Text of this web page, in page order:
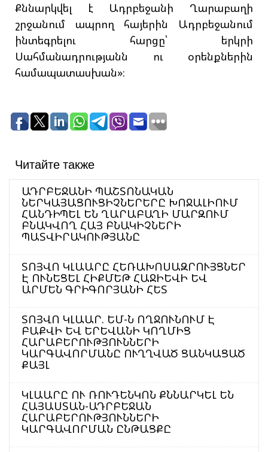
Քննարկվել է Ադրբեջանի Ղարաբաղի
շրջանում ապրող հայերին Ադրբեջանում
ինտեգրելու հարցը՝ երկրի
Սահմանադրությանն ու օրենքներին
համապատասխան»։
Читайте также
ԱԴՐԲԵՋԱՆԻ ՊԱՇՏՈՆԱԿԱՆ
ՆԵՐԿԱՅԱՑՈՒՑԻՉՆԵՐԵՐԸ ԽՈՋԱԼԻՈՒՄ
ՀԱՆԴԻՊԵԼ ԵՆ ՂԱՐԱԲԱՂԻ ՄԱՐԶՈՒՄ
ԲՆԱԿՎՈՂ ՀԱՅ ԲՆԱԿԻՉՆԵՐԻ
ՊԱՏՎԻՐԱԿՈՒԹՅԱՆԸ
ՏՈՅՎՈ ԿԼԱԱՐԸ ՀԵՌԱԽՈՍԱԶՐՈՒՅՑՆԵՐ
Է ՈՒՆԵՑԵԼ ՀԻՔՄԵԹ ՀԱՋԻԵՎԻ ԵՎ
ԱՐՄԵՆ ԳՐԻԳՈՐՅԱՆԻ ՀԵՏ
ՏՈՅՎՈ ԿԼԱԱՐ. ԵՄ-Ն ՈՂՋՈՒՆՈՒՄ Է
ԲԱՔՎԻ ԵՎ ԵՐԵՎԱՆԻ ԿՈՂՄԻՑ
ՀԱՐԱԲԵՐՈՒԹՅՈՒՆՆԵՐԻ
ԿԱՐԳԱՎՈՐՄԱՆԸ ՈՒՂՂՎԱԾ ՑԱՆԿԱՑԱԾ
ՔԱՅԼ
ԿԼԱԱՐԸ ՈՒ ՌՈՒԴԵՆԿՈՆ ՔՆՆԱՐԿԵԼ ԵՆ
ՀԱՅԱՍՏԱՆ-ԱԴՐԲԵՋԱՆ
ՀԱՐԱԲԵՐՈՒԹՅՈՒՆՆԵՐԻ
ԿԱՐԳԱՎՈՐՄԱՆ ԸՆԹԱՑՔԸ